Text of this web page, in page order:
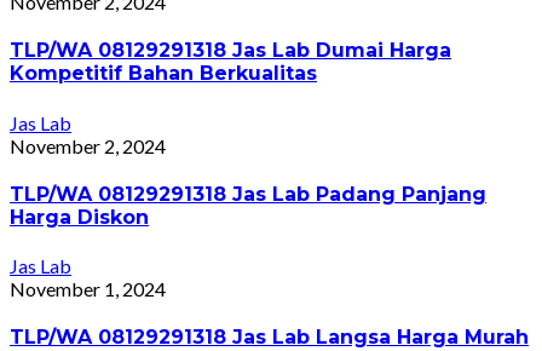
TLP/WA 08129291318 Jas Lab Dumai Harga
Kompetitif Bahan Berkualitas
Jas Lab
November 2, 2024
TLP/WA 08129291318 Jas Lab Padang Panjang
Harga Diskon
Jas Lab
November 1, 2024
TLP/WA 08129291318 Jas Lab Langsa Harga Murah